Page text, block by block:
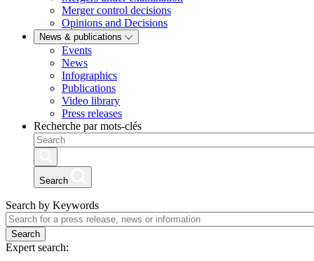
Merger control decisions
Opinions and Decisions
News & publications
Events
News
Infographics
Publications
Video library
Press releases
Recherche par mots-clés
Search
Search by Keywords
Search
Expert search: